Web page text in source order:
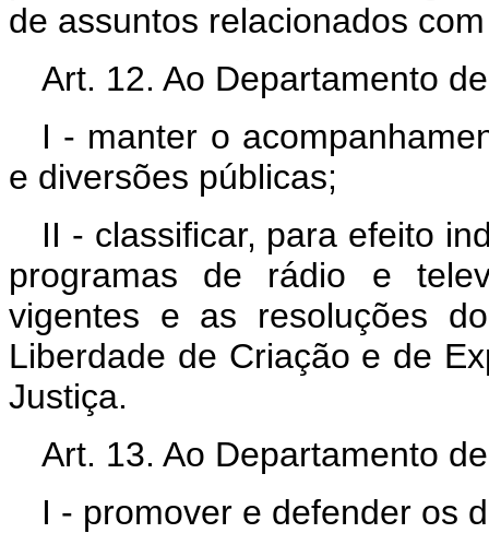
de assuntos relacionados
Art. 12. Ao Departamento
I - manter o
e diversões públicas;
II - classificar, para efeito
programas de rádio e
vigentes e as resoluções
Liberdade de Criação e de
Justiça.
Art. 13. Ao Departamento
I - promover e defender os